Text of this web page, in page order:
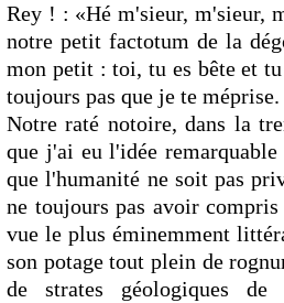
Rey ! : «Hé m'sieur, m'sieur,
notre petit factotum de la
mon petit : toi, tu es bête et
toujours pas que je te méprise.
Notre raté notoire, dans la
que j'ai eu l'idée
que l'humanité ne soit pas
ne toujours pas avoir
vue le plus éminemment
son potage tout plein de
de strates géologiques de